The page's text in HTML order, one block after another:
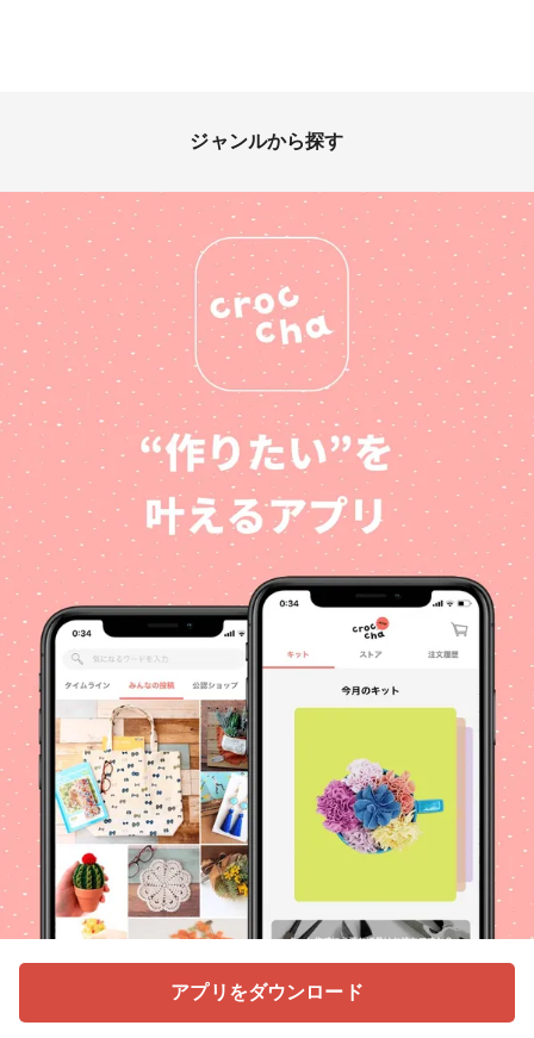
ジャンルから探す
アプリをダウンロード